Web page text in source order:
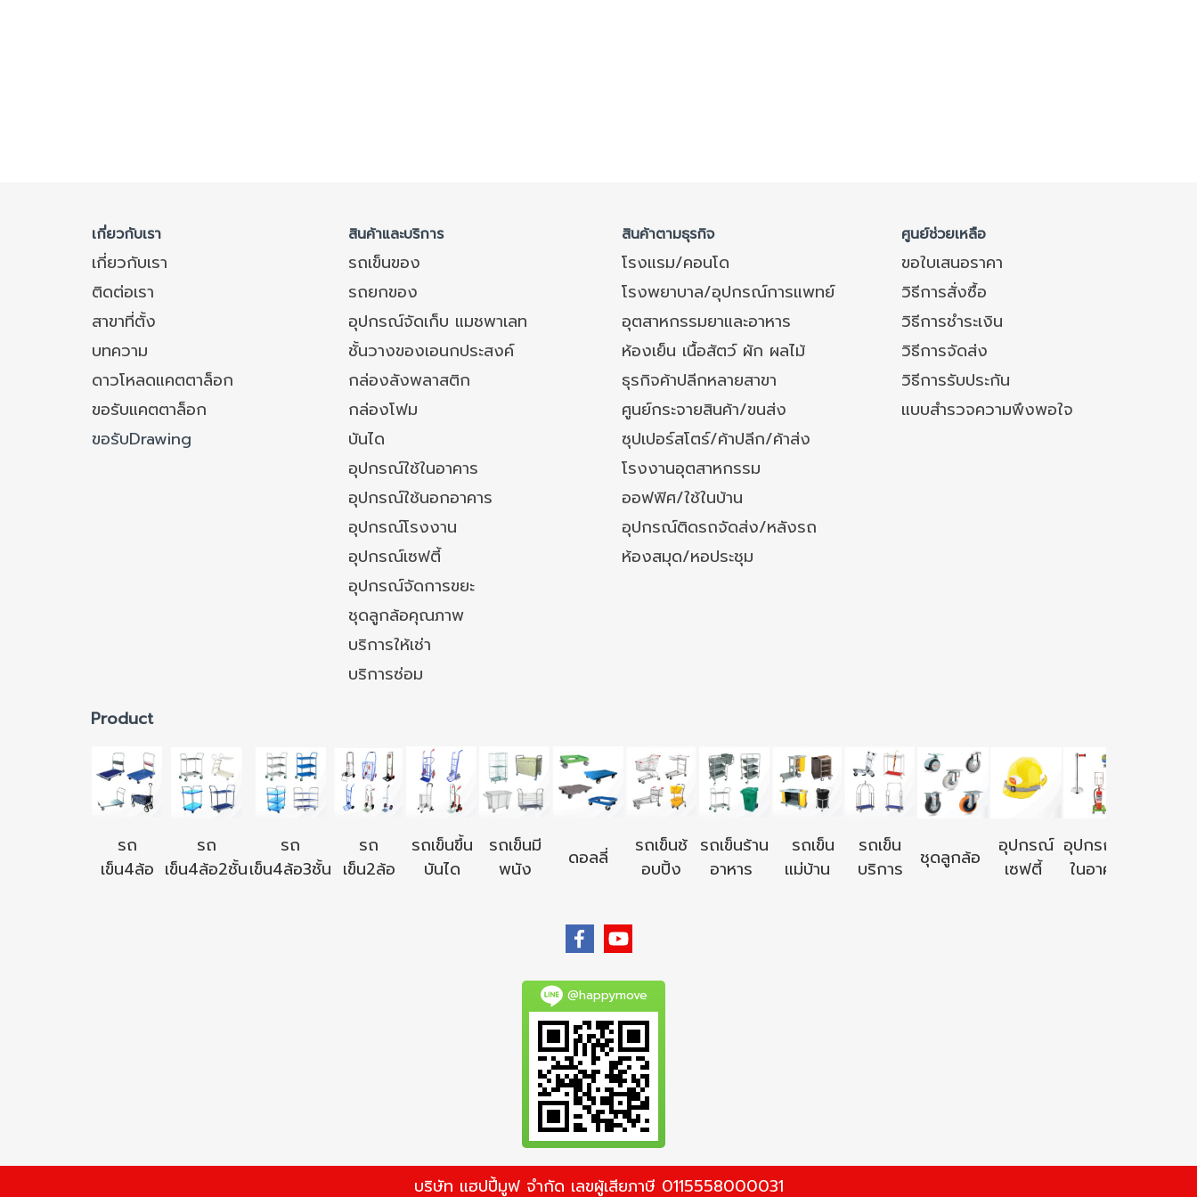
เกี่ยวกับเรา สินค้าและบริการ สินค้าตามธุรกิจ ศูนย์ช่วยเหลือ
เกี่ยวกับเรา รถเข็นของ โรงแรม/คอนโด
ขอใบเสนอราคา
ติดต่อเรา
รถยกของ โรงพยาบาล/อุปกรณ์การแพทย์
วิธีการสั่งซื้อ
สาขาที่ตั้ง
อุปกรณ์จัดเก็บ แมชพาเลท อุตสาหกรรมยาและอาหาร
วิธีการชำระเงิน
บทความ
ชั้นวางของเอนกประสงค์ ห้องเย็น เนื้อสัตว์ ผัก ผลไม้
วิธีการจัดส่ง
ดาวโหลดแคตตาล็อก
กล่องลังพลาสติก ธุรกิจค้าปลีกหลายสาขา
วิธีการรับประกัน
ขอรับแคตตาล็อก
กล่องโฟม ศูนย์กระจายสินค้า/ขนส่ง
แบบสำรวจความพึงพอใจ
ขอรับDrawing
บันได
ซุปเปอร์สโตร์/ค้าปลีก/ค้าส่ง
อุปกรณ์ใช้ในอาคาร
โรงงานอุตสาหกรรม
อุปกรณ์ใช้นอกอาคาร
ออฟฟิศ/ใช้ในบ้าน
อุปกรณ์โรงงาน
อุปกรณ์ติดรถจัดส่ง/หลังรถ
อุปกรณ์เซฟตี้
ห้องสมุด/หอประชุม
อุปกรณ์จัดการขยะ
ชุดลูกล้อคุณภาพ
บริการให้เช่า
บริการซ่อม
Product
รถ
เข็น4ล้อ
รถ
เข็น4ล้อ2ชั้น
รถ
เข็น4ล้อ3ชั้น
รถ
เข็น2ล้อ
รถเข็นขึ้น
บันได
รถเข็นมี
พนัง
ดอลลี่
รถเข็นช้
อบปิ้ง
รถเข็นร้าน
อาหาร
รถเข็น
แม่บ้าน
รถเข็น
บริการ
ชุดลูกล้อ
อุปกรณ์
เซฟตี้
อุปกรณ์ใช้
ในอาคาร
@happymove
บริษัท แฮปปี้มูฟ จำกัด เลขผู้เสียภาษี 0115558000031